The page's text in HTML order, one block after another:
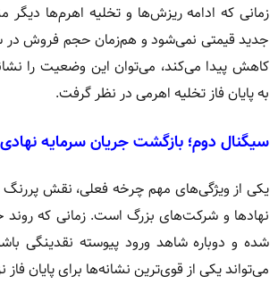
زمانی که ادامه ریزش‌ها و تخلیه اهرم‌ها
جدید قیمتی نمی‌شود و هم‌زمان حجم فروش در
کاهش پیدا می‌کند، می‌توان این وضعیت را
به پایان فاز تخلیه اهرمی در نظر گرفت.
سیگنال دوم؛ بازگشت جریان سرمایه نهادی
یکی از ویژگی‌های مهم چرخه فعلی، نقش پررنگ
نهادها و شرکت‌های بزرگ است. زمانی که
شده و دوباره شاهد ورود پیوسته نقدینگی
می‌تواند یکی از قوی‌ترین نشانه‌ها برای پایان فاز